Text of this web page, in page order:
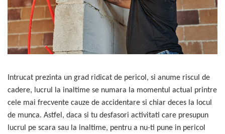
debitoare metal
Pistoale aer cald si truse de lipit
Pistoale de vopsit electrice
Proiectoare si lampi de lucru
Rindele electrice
Rotopercutoare si demolatoare
Scule multifunctionale si masini de
frezat
Discuri abrazive
Discuri cu vidia
Discuri diamantate
Lame pendulare si panze
Perii sarma
Seturi si accesorii pentru gaurit,
insurubat si amestecat
Prese, extractoare si scripeti
Scule auto
Surubelnite si truse surubelnite
Truse unelte si scule
Unelte de vopsit, tencuit, gletuit
Fierastraie cu lant
Foarfeci si fierastraie
Frigidere
Lampi solare si Proiectoare
Lanterne si becuri
Motoburghie, Motosape si
Atomizoare
Intrucat prezinta un grad ridicat de pericol, si anume riscul de
cadere, lucrul la inaltime se numara la momentul actual printre
cele mai frecvente cauze de accidentare si chiar deces la locul
de munca. Astfel, daca si tu desfasori activitati care presupun
lucrul pe scara sau la inaltime, pentru a nu-ti pune in pericol